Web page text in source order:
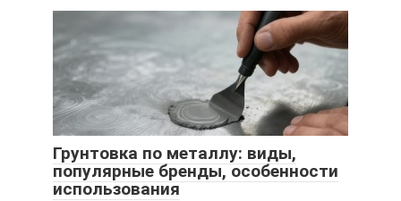
Грунтовка по металлу: виды,
популярные бренды, особенности
использования